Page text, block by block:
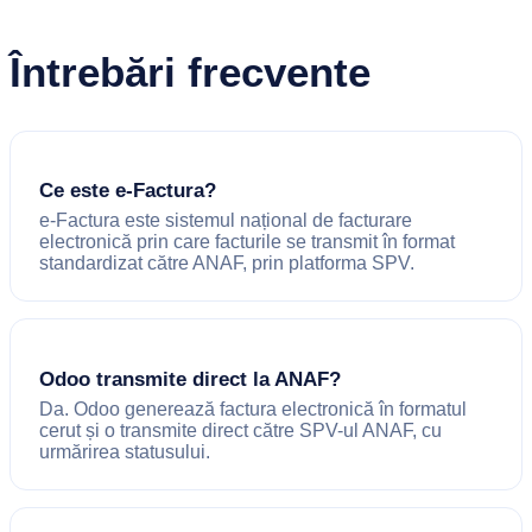
Întrebări frecvente
Ce este e-Factura?
e-Factura este sistemul național de facturare
electronică prin care facturile se transmit în format
standardizat către ANAF, prin platforma SPV.
Odoo transmite direct la ANAF?
Da. Odoo generează factura electronică în formatul
cerut și o transmite direct către SPV-ul ANAF, cu
urmărirea statusului.